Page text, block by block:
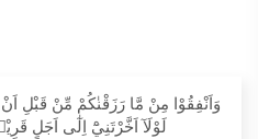
وَاَنْفِقُوْا مِنْ مَّا رَزَقْنٰكُمْ مِّنْ قَبْلِ
لَوْلَآ اَخَّرْتَنِيْٓ اِلٰٓى اَجَلٍ